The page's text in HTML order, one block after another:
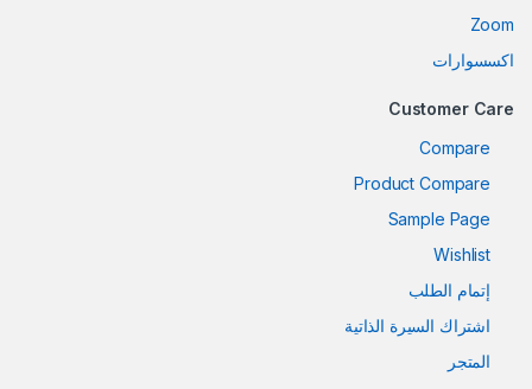
Zoom
اكسسوارات
Customer Care
Compare
Product Compare
Sample Page
Wishlist
إتمام الطلب
اشتراك السيرة الذاتية
المتجر